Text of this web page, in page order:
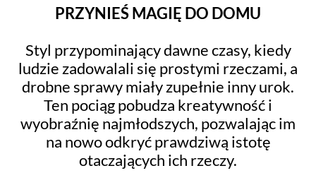
PRZYNIEŚ MAGIĘ DO DOMU
Styl przypominający dawne czasy, kiedy
ludzie zadowalali się prostymi rzeczami, a
drobne sprawy miały zupełnie inny urok.
Ten pociąg pobudza kreatywność i
wyobraźnię najmłodszych, pozwalając im
na nowo odkryć prawdziwą istotę
otaczających ich rzeczy.